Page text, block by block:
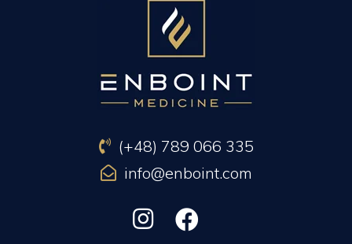
(+48) 789 066 335
info@enboint.com